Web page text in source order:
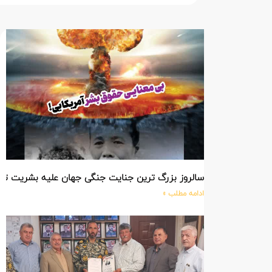
سالروز بزرگ ترین جنایت جنگی جهان علیه بشریت
ادامه مطلب »